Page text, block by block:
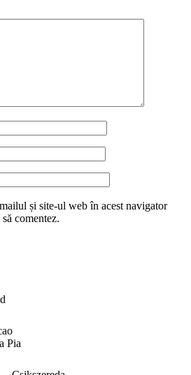
și site-ul web în acest navigator
comentez.
Pia